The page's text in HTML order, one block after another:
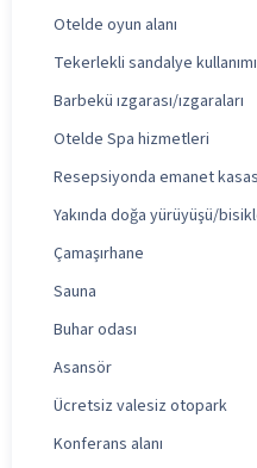
Otelde oyun alanı
Tekerlekli sandalye
Barbekü ızgarası/ızgaraları
Otelde Spa hizmetleri
Resepsiyonda emanet
Yakında doğa yürüyüşü/
Çamaşırhane
Sauna
Buhar odası
Asansör
Ücretsiz valesiz otopark
Konferans alanı